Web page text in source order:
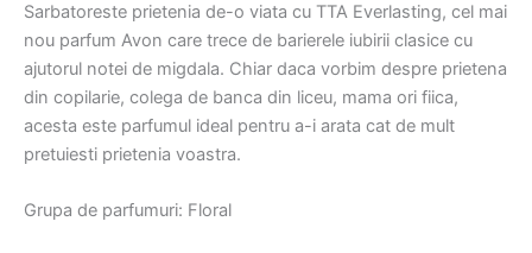
Sarbatoreste prietenia de-o viata cu TTA Everlasting, cel mai
nou parfum Avon care trece de barierele iubirii clasice cu
ajutorul notei de migdala. Chiar daca vorbim despre prietena
din copilarie, colega de banca din liceu, mama ori fiica,
acesta este parfumul ideal pentru a-i arata cat de mult
pretuiesti prietenia voastra.
Grupa de parfumuri: Floral